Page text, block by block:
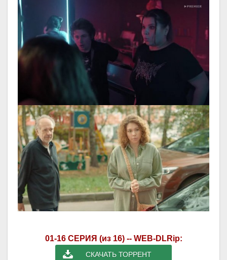
01-16 СЕРИЯ (из 16) -- WEB-DLRip:
СКАЧАТЬ ТОРРЕНТ